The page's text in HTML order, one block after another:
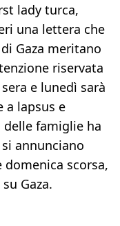
lady turca,
una lettera che
Gaza meritano
riservata
e lunedì sarà
a lapsus e
famiglie ha
annunciano
scorsa,
Gaza.